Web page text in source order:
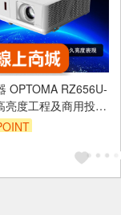
OPTOMA RZ656U-
亮度工程及商用投影
雷射投影機